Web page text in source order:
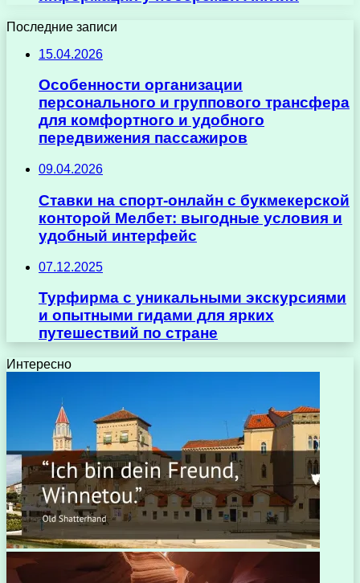
Последние записи
15.04.2026
Особенности организации
персонального и группового трансфера
для комфортного и удобного
передвижения пассажиров
09.04.2026
Ставки на спорт-онлайн с букмекерской
конторой Мелбет: выгодные условия и
удобный интерфейс
07.12.2025
Турфирма с уникальными экскурсиями
и опытными гидами для ярких
путешествий по стране
Интересно